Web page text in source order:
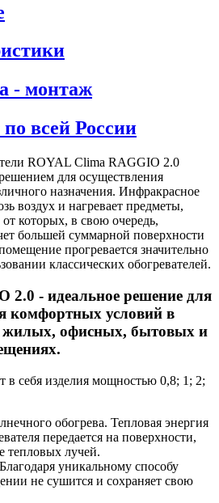
- монтаж
всей России
ROYAL Clima RAGGIO 2.0
для осуществления
назначения. Инфракрасное
воздух и нагревает предметы,
которых, в свою очередь,
большей суммарной поверхности
прогревается значительно
классических обогревателей.
2.0 - идеальное решение для
комфортных условий в
жилых, офисных, бытовых и
в себя изделия мощностью 0,8; 1; 2;
обогрева. Тепловая энергия
передается на поверхности,
тепловых лучей.
уникальному способу
не сушится и сохраняет свою